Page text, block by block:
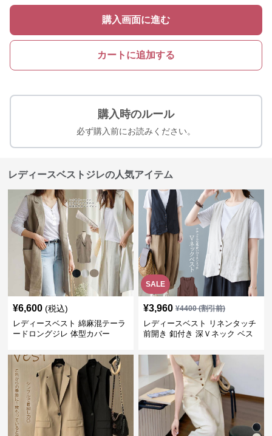
購入画面に進む
カートに追加する
購入時のルール
必ず購入前にお読みください。
レディースベストジレの人気アイテム
¥6,600 (税込)
レディースベスト 綿麻混テーラ
ードロングジレ 体型カバー
SALE
¥3,960 ¥4400(割引前)
レディースベスト リネンタッチ
前開き 釦付き 深Ｖネック ベス